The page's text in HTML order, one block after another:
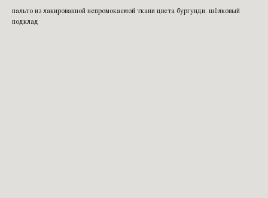
пальто из лакированной непромокаемой ткани цвета бургунди. шёлковый
подклад